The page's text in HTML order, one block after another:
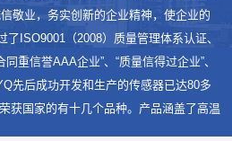
敬业，务实创新的企业精神，使企业的
ISO9001（2008）质量管理体系认证、
重信誉AAA企业”、“质量信得过企业”、
先后成功开发和生产的传感器已达80多
获国家的有十几个品种。产品涵盖了高温